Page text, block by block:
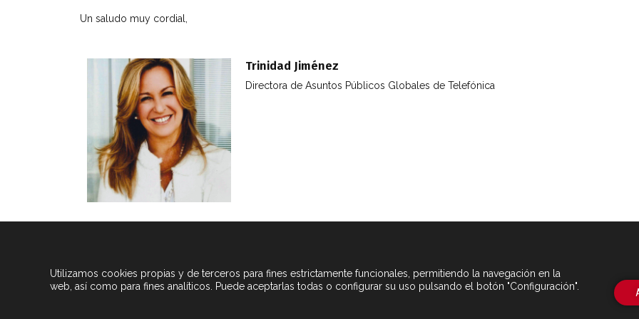
Un saludo muy cordial,
Trinidad Jiménez
Directora de Asuntos Públicos Globales de Telefónica
Utilizamos cookies propias y de terceros para fines estrictamente funcionales, permitiendo la navegación en la
web, así como para fines analíticos. Puede aceptarlas todas o configurar su uso pulsando el botón "Configuración".